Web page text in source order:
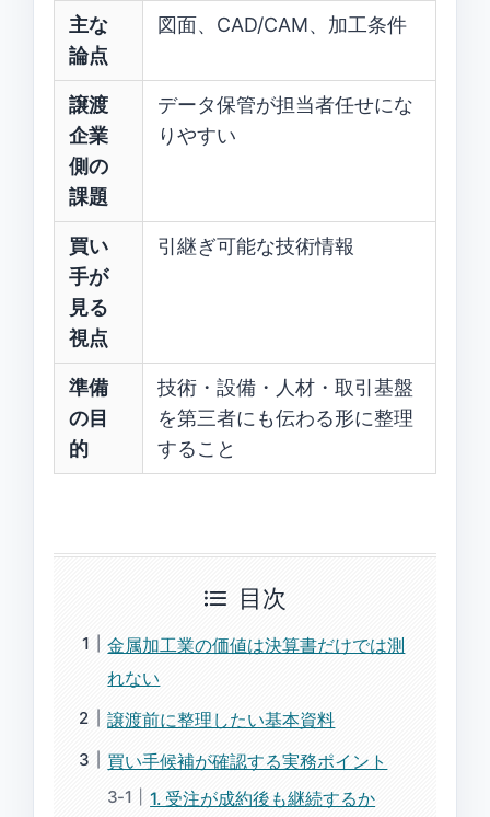
主な
論点
図面、CAD/CAM、加工条件
譲渡
企業
側の
課題
データ保管が担当者任せにな
りやすい
買い
手が
見る
視点
引継ぎ可能な技術情報
準備
の目
的
技術・設備・人材・取引基盤
を第三者にも伝わる形に整理
すること
目次
金属加工業の価値は決算書だけでは測
れない
譲渡前に整理したい基本資料
買い手候補が確認する実務ポイント
1. 受注が成約後も継続するか